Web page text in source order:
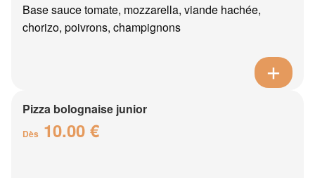
Base sauce tomate, mozzarella, viande hachée,
chorizo, poivrons, champignons
Pizza bolognaise junior
Dès 10.00 €